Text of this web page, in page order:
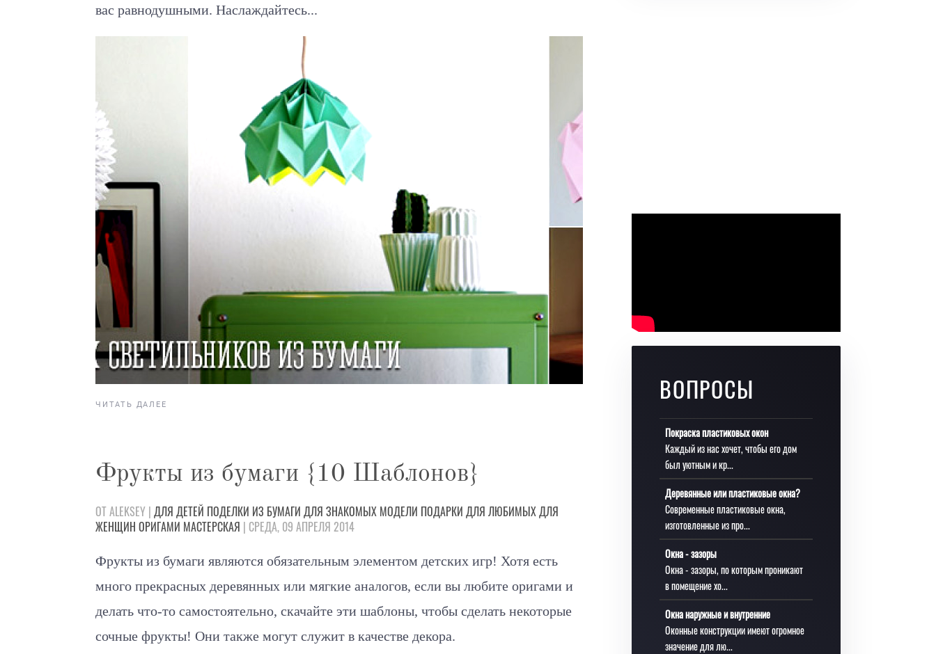
вас равнодушными. Наслаждайтесь...
ЧИТАТЬ ДАЛЕЕ
Фрукты из бумаги {10 Шаблонов}
ОТ ALEKSEY | ДЛЯ ДЕТЕЙ ПОДЕЛКИ ИЗ БУМАГИ ДЛЯ ЗНАКОМЫХ МОДЕЛИ ПОДАРКИ ДЛЯ ЛЮБИМЫХДЛЯ
ЖЕНЩИН ОРИГАМИ МАСТЕРСКАЯ | СРЕДА, 09 АПРЕЛЯ 2014
Фрукты из бумаги являются обязательным элементом детских игр! Хотя есть
много прекрасных деревянных или мягкие аналогов, если вы любите оригами и
делать что-то самостоятельно, скачайте эти шаблоны, чтобы сделать некоторые
сочные фрукты! Они также могут служит в качестве декора.
ВОПРОСЫ
Покраска пластиковых окон
Каждый из нас хочет, чтобы его дом
был уютным и кр...
Деревянные или пластиковые окна?
Современные пластиковые окна,
изготовленные из про...
Окна - зазоры
Окна - зазоры, по которым проникают
в помещение хо...
Окна наружные и внутренние
Оконные конструкции имеют огромное
значение для лю...